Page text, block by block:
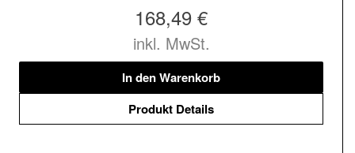
168,49 €
inkl. MwSt.
In den Warenkorb
Produkt Details